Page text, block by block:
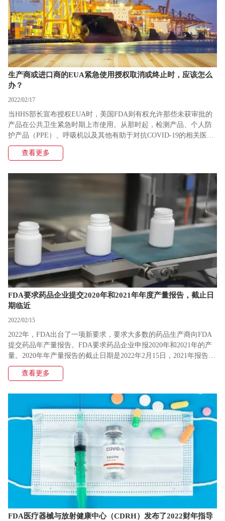
生产商或进口商的EUA紧急使用授权取消或终止时，应该怎么
办？
2022/02/17
当HHS部长宣布授权EUA时，美国FDA则有权允许那些未获审批的
产品在公共卫生紧急时期上市使用。从那时起，检测产品、个人防
护产品（PPE）、呼吸机以及其他有助于对抗COVID-19的相关医疗
设备的紧急使用授权便开始出现。然而，随着COVID-19疫情变得可
控，这些临时授权的EUA会发什么变化？
查看更多
FDA要求药品企业提交2020年和2021年年度产量报告，截止日
期临近
2022/02/15
2022年，FDA出台了一项新要求，要求大多数的药品生产商向FDA
提交药品年产量报告。FDA要求药品企业申报2020年和2021年的产
量。2020年年产量报告的截止日期是2022年2月15日，2021年报告的
截止日期是2022年5月16日。
查看更多
FDA医疗器械与放射健康中心（CDRH）发布了2022财年指导